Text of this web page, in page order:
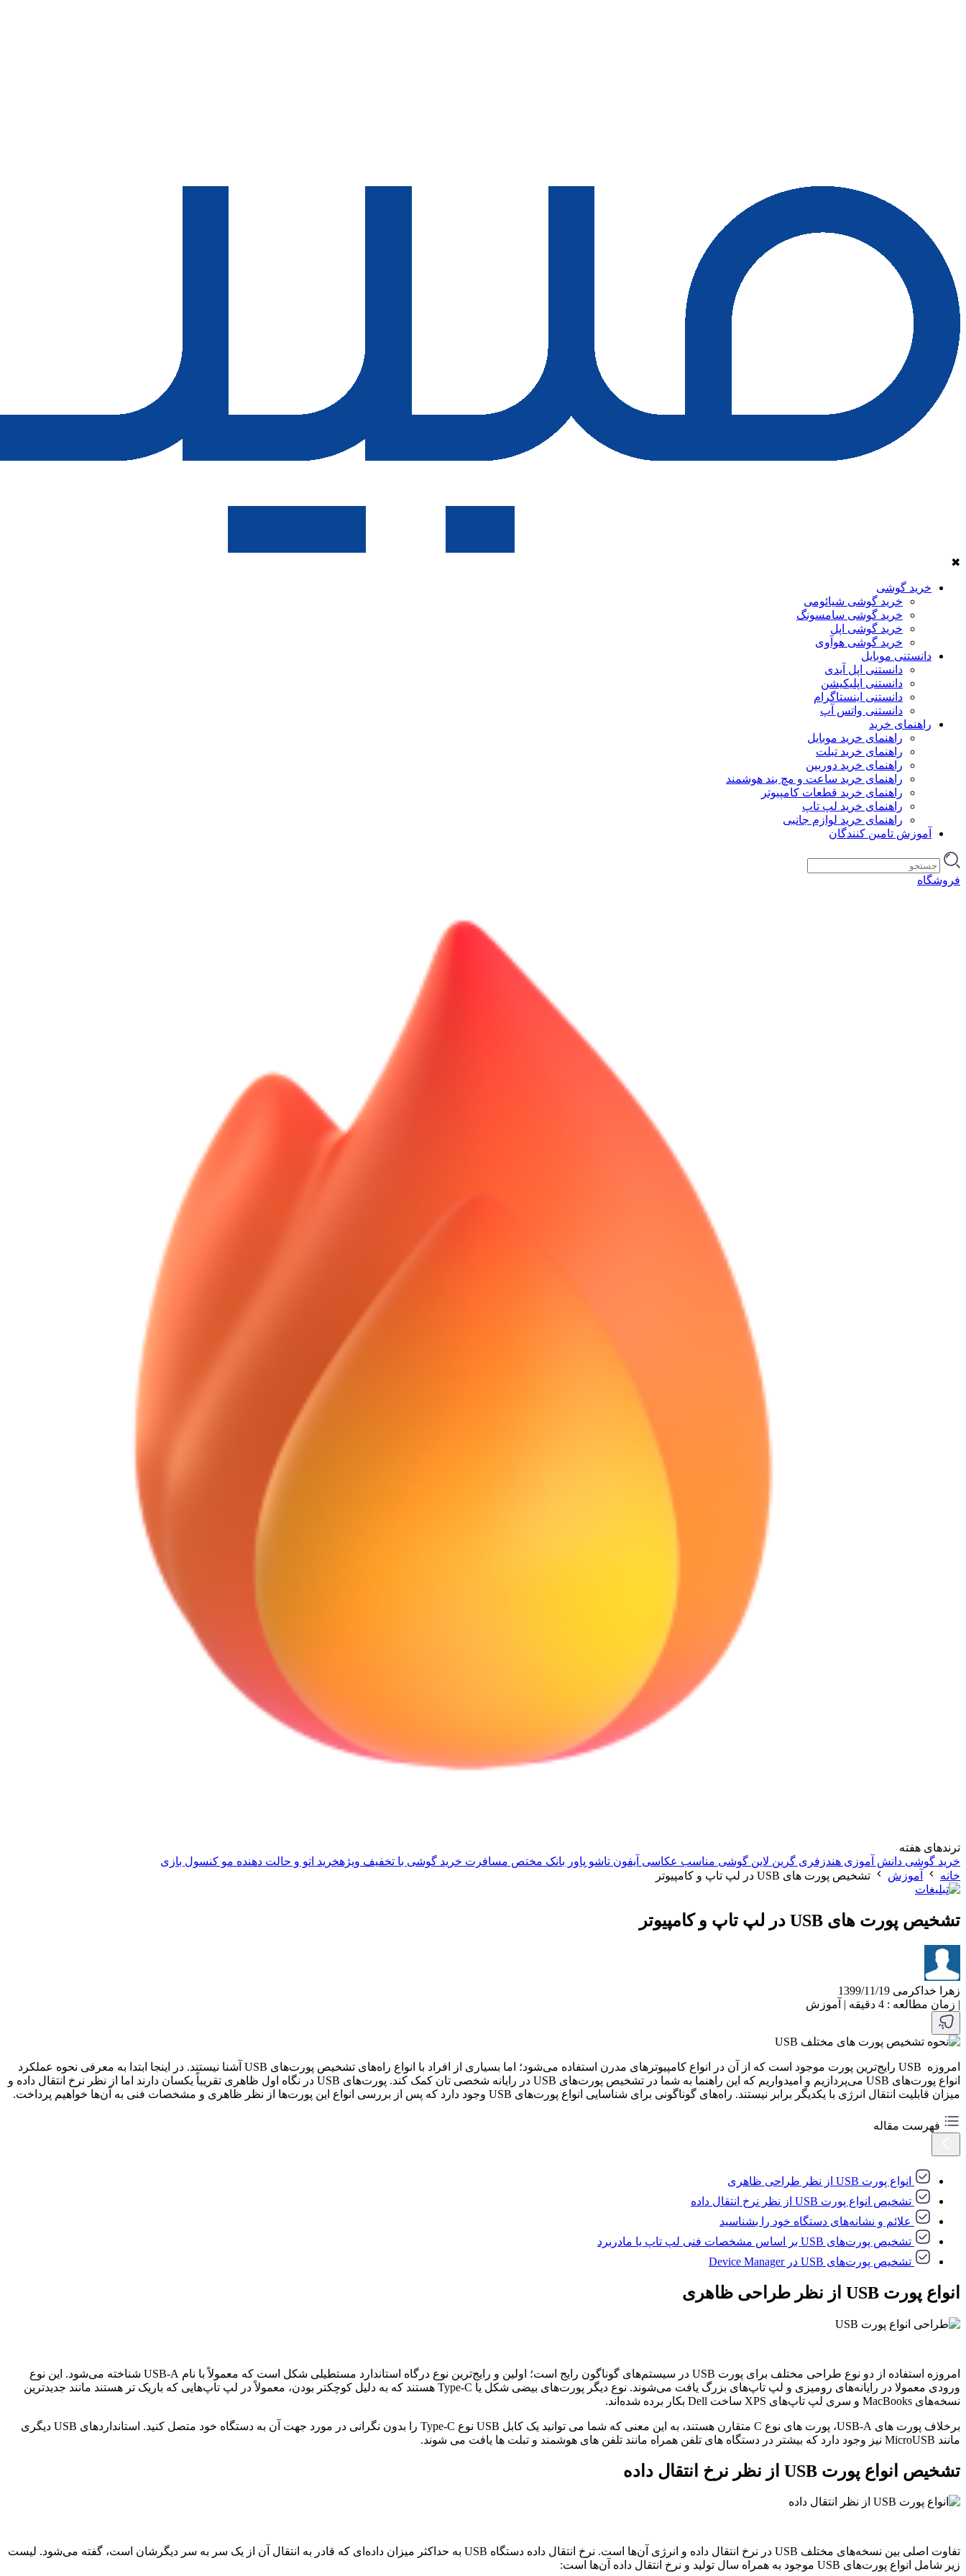
✖
خرید گوشی
خرید گوشی شیائومی
خرید گوشی سامسونگ
خرید گوشی اپل
خرید گوشی هوآوی
دانستنی موبایل
دانستنی اپل آیدی
دانستنی اپلیکیشن
دانستنی اینستاگرام
دانستنی واتس آپ
راهنمای خرید
راهنمای خرید موبایل
راهنمای خرید تبلت
راهنمای خرید دوربین
راهنمای خرید ساعت و مچ بند هوشمند
راهنمای خرید قطعات کامپیوتر
راهنمای خرید لپ تاپ
راهنمای خرید لوازم جانبی
آموزش تامین کنندگان
فروشگاه
ترندهای هفته
خرید گوشی دانش آموزی هندزفری گرین لاین گوشی مناسب عکاسی آیفون تاشو پاور بانک مختص مسافرت خرید گوشی با تخفیف ویژهخرید اتو و حالت دهنده مو کنسول بازی
خانه
آموزش تشخیص پورت های USB در لپ تاپ و کامپیوتر
تشخیص پورت های USB در لپ تاپ و کامپیوتر
زهرا خداکرمی 1399/11/19
| زمان مطالعه : 4 دقیقه | آموزش
امروزه USB رایج‌ترین پورت موجود است که از آن در انواع کامپیوترهای مدرن استفاده می‌شود؛ اما بسیاری از افراد با انواع راه‌های تشخیص پورت‌های USB آشنا نیستند. در اینجا ابتدا به معرفی نحوه عملکرد
انواع پورت‌های USB می‌پردازیم و امیدواریم که این راهنما به شما در تشخیص پورت‌های USB در رایانه شخصی تان کمک کند. پورت‌های USB در نگاه اول ظاهری تقریباً یکسان دارند اما از نظر نرخ انتقال داده و
میزان قابلیت انتقال انرژی با یکدیگر برابر نیستند. راه‌های گوناگونی برای شناسایی انواع پورت‌های USB وجود دارد که پس از بررسی انواع این پورت‌ها از نظر ظاهری و مشخصات فنی به آن‌ها خواهیم پرداخت.
فهرست مقاله
انواع پورت ‌USB از نظر طراحی ظاهری
تشخیص انواع پورت‌ USB از نظر نرخ انتقال داده
علائم و نشانه‌های دستگاه خود را بشناسید
تشخیص پورت‌های USB بر اساس مشخصات فنی لپ تاپ یا مادربرد
تشخیص پورت‌های USB در Device Manager
انواع پورت ‌USB از نظر طراحی ظاهری
امروزه استفاده از دو نوع طراحی مختلف برای پورت USB در سیستم‌های گوناگون رایج است؛ اولین و رایج‌ترین نوع درگاه استاندارد مستطیلی شکل است که معمولاً با نام USB-A شناخته می‌شود. این نوع
ورودی معمولا در رایانه‌های رومیزی و لپ تاپ‌های بزرگ یافت می‌شوند. نوع دیگر پورت‌های بیضی شکل یا Type-C هستند که به دلیل کوچکتر بودن، معمولاً در لپ تاپ‌هایی که باریک ‌تر هستند مانند جدیدترین
نسخه‌های MacBooks و سری لپ تاپ‌های XPS ساخت Dell بکار برده شده‌اند.
برخلاف پورت های USB-A، پورت های نوع C متقارن هستند، به این معنی که شما می توانید یک کابل USB نوع Type-C را بدون نگرانی در مورد جهت آن به دستگاه خود متصل کنید. استانداردهای USB دیگری
مانند MicroUSB نیز وجود دارد که بیشتر در دستگاه های تلفن همراه مانند تلفن های هوشمند و تبلت ها یافت می شوند.
تشخیص انواع پورت‌ USB از نظر نرخ انتقال داده
تفاوت اصلی بین نسخه‌های مختلف USB در نرخ انتقال داده و انرژی آن‌ها است. نرخ انتقال داده دستگاه USB به حداکثر میزان داده‌ای که قادر به انتقال آن از یک سر به سر دیگرشان است، گفته می‌شود. لیست
زیر شامل انواع پورت‌های USB موجود به همراه سال تولید و نرخ انتقال داده آن‌ها است: